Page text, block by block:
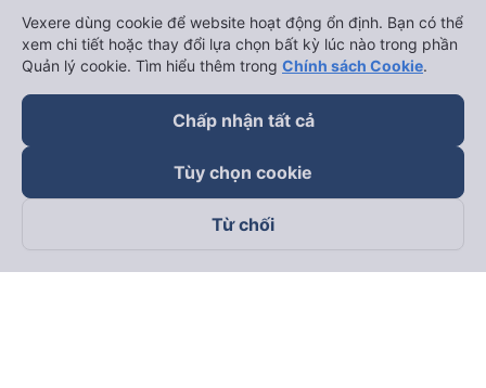
Theo dõi chúng tôi trên
Vexere dùng cookie để website hoạt động ổn định. Bạn có thể
xem chi tiết hoặc thay đổi lựa chọn bất kỳ lúc nào trong phần
Quản lý cookie. Tìm hiểu thêm trong Chính sách Cookie.
Chấp nhận tất cả
Tùy chọn cookie
Từ chối